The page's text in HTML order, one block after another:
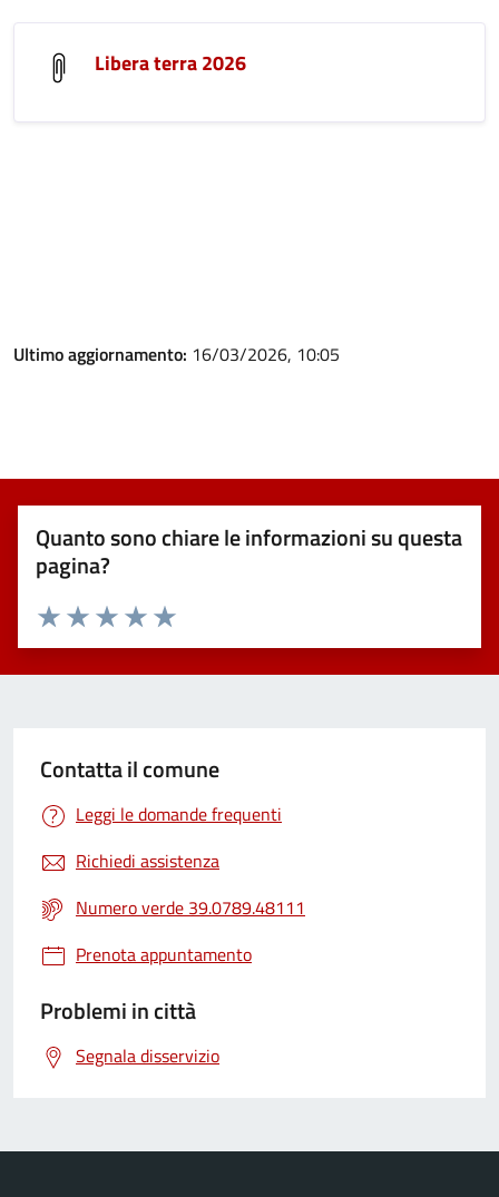
Libera terra 2026
Ultimo aggiornamento: 16/03/2026, 10:05
Quanto sono chiare le informazioni su questa
pagina?
Valuta 5 stelle su 5
Valuta 4 stelle su 5
Valuta 3 stelle su 5
Valuta 2 stelle su 5
Valuta 1 stelle su 5
Contatta il comune
Leggi le domande frequenti
Richiedi assistenza
Numero verde 39.0789.48111
Prenota appuntamento
Problemi in città
Segnala disservizio